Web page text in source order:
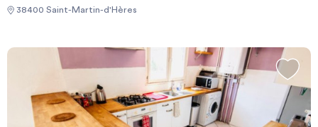
38400 Saint-Martin-d'Hères